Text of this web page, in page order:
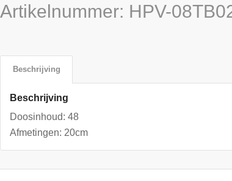
Artikelnummer: HPV-
Beschrijving
Beschrijving
Doosinhoud: 48
Afmetingen: 20cm